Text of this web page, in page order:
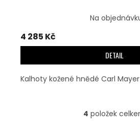
Na
4 285 Kč
DETAIL
Kalhoty kožené hnědé Carl
O
4 položek